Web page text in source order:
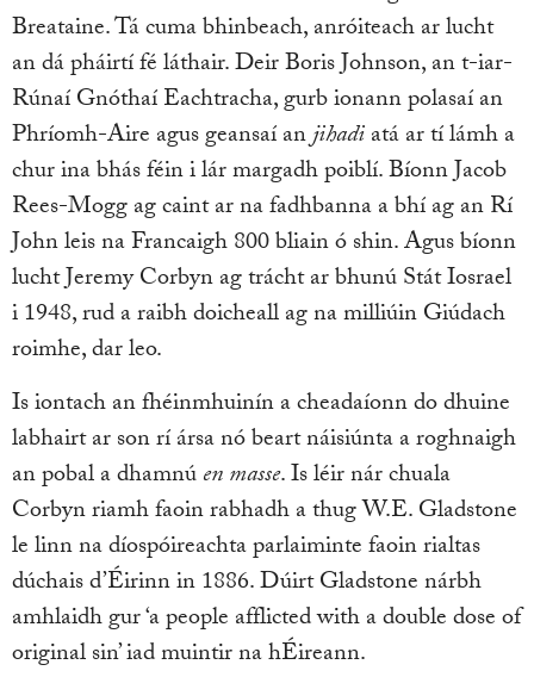
Breataine. Tá cuma bhinbeach, anróiteach ar lucht
an dá pháirtí fé láthair. Deir Boris Johnson, an t-iar-
Rúnaí Gnóthaí Eachtracha, gurb ionann polasaí an
Phríomh-Aire agus geansaí anjihadiatá ar tí lámh a
chur ina bhás féin i lár margadh poiblí. Bíonn Jacob
Rees-Mogg ag caint ar na fadhbanna a bhí ag an Rí
John leis na Francaigh 800 bliain ó shin. Agus bíonn
lucht Jeremy Corbyn ag trácht ar bhunú Stát Iosrael
i 1948, rud a raibh doicheall ag na milliúin Giúdach
roimhe, dar leo.
Is iontach an fhéinmhuinín a cheadaíonn do dhuine
labhairt ar son rí ársa nó beart náisiúnta a roghnaigh
an pobal a dhamnúen masse. Is léir nár chuala
Corbyn riamh faoin rabhadh a thug W.E. Gladstone
le linn na díospóireachta parlaiminte faoin rialtas
dúchais d’Éirinn in 1886. Dúirt Gladstone nárbh
amhlaidh gur ‘a people afflicted with a double dose of
original sin’ iad muintir na hÉireann.